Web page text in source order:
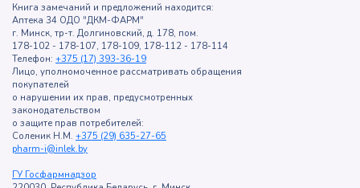
Книга замечаний и предложений находится:
Аптека 34 ОДО "ДКМ-ФАРМ"
г. Минск, тр-т. Долгиновский, д. 178, пом.
178-102 - 178-107, 178-109, 178-112 - 178-114
Телефон: +375 (17) 393-36-19
Лицо, уполномоченное рассматривать обращения
покупателей
о нарушении их прав, предусмотренных
законодательством
о защите прав потребителей:
Соленик Н.М. +375 (29) 635-27-65
pharm-i@inlek.by
ГУ Госфармнадзор